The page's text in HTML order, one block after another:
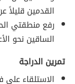
القدمين قليلاً
رفع منطقتي
الساقين نحو
تمرين الدراجة
الاستلقاء